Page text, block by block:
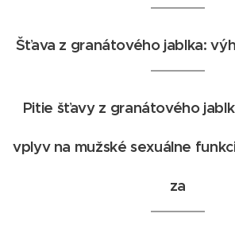
Šťava z granátového jablka:
Pitie šťavy z granátového
vplyv na mužské sexuálne
za